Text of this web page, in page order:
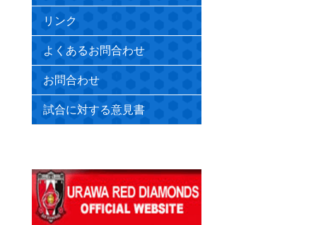
リンク
よくあるお問合わせ
お問合わせ
試合に対する意見書